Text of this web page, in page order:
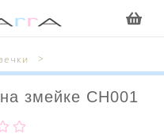
змейке CH001